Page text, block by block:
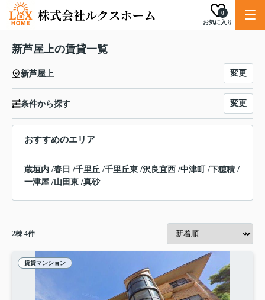
お気に入り
0
新芦屋上の賃貸一覧
新芦屋上 変更
条件から探す 変更
おすすめのエリア
蔵垣内 /春日 /千里丘 /千里丘東 /沢良宜西 /中津町 /下穂積 /
一津屋 /山田東 /真砂
2棟 4件
賃貸マンション